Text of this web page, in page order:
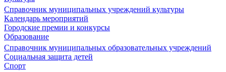
Справочник муниципальных учреждений культуры
Календарь мероприятий
Городские премии и конкурсы
Образование
Справочник муниципальных образовательных учреждений
Социальная защита детей
Спорт